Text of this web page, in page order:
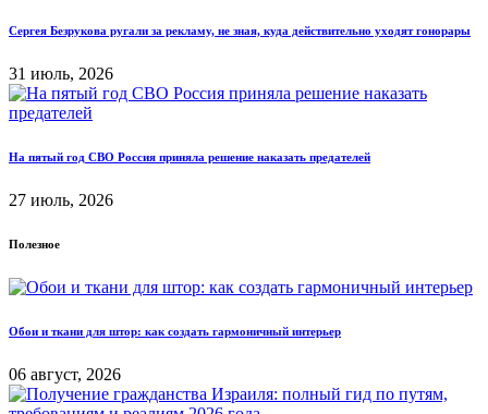
Сергея Безрукова ругали за рекламу, не зная, куда действительно уходят гонорары
31 июль, 2026
На пятый год СВО Россия приняла решение наказать предателей
27 июль, 2026
Полезное
Обои и ткани для штор: как создать гармоничный интерьер
06 август, 2026